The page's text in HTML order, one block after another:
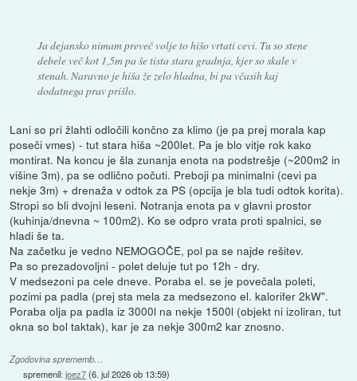
Ja dejansko nimam preveč volje to hišo vrtati cevi. Tu so stene
debele več kot 1,5m pa še tista stara gradnja, kjer so skale v
stenah. Naravno je hiša že zelo hladna, bi pa včasih kaj
dodatnega prav prišlo.
Lani so pri žlahti odločili končno za klimo (je pa prej morala kap
poseči vmes) - tut stara hiša ~200let. Pa je blo vitje rok kako
montirat. Na koncu je šla zunanja enota na podstrešje (~200m2 in
višine 3m), pa se odlično počuti. Preboji pa minimalni (cevi pa
nekje 3m) + drenaža v odtok za PS (opcija je bla tudi odtok korita).
Stropi so bli dvojni leseni. Notranja enota pa v glavni prostor
(kuhinja/dnevna ~ 100m2). Ko se odpro vrata proti spalnici, se
hladi še ta.
Na začetku je vedno NEMOGOČE, pol pa se najde rešitev.
Pa so prezadovoljni - polet deluje tut po 12h - dry.
V medsezoni pa cele dneve. Poraba el. se je povečala poleti,
pozimi pa padla (prej sta mela za medsezono el. kalorifer 2kW".
Poraba olja pa padla iz 3000l na nekje 1500l (objekt ni izoliran, tut
okna so bol taktak), kar je za nekje 300m2 kar znosno.
Zgodovina sprememb…
spremenil:joez7(6. jul 2026 ob 13:59)